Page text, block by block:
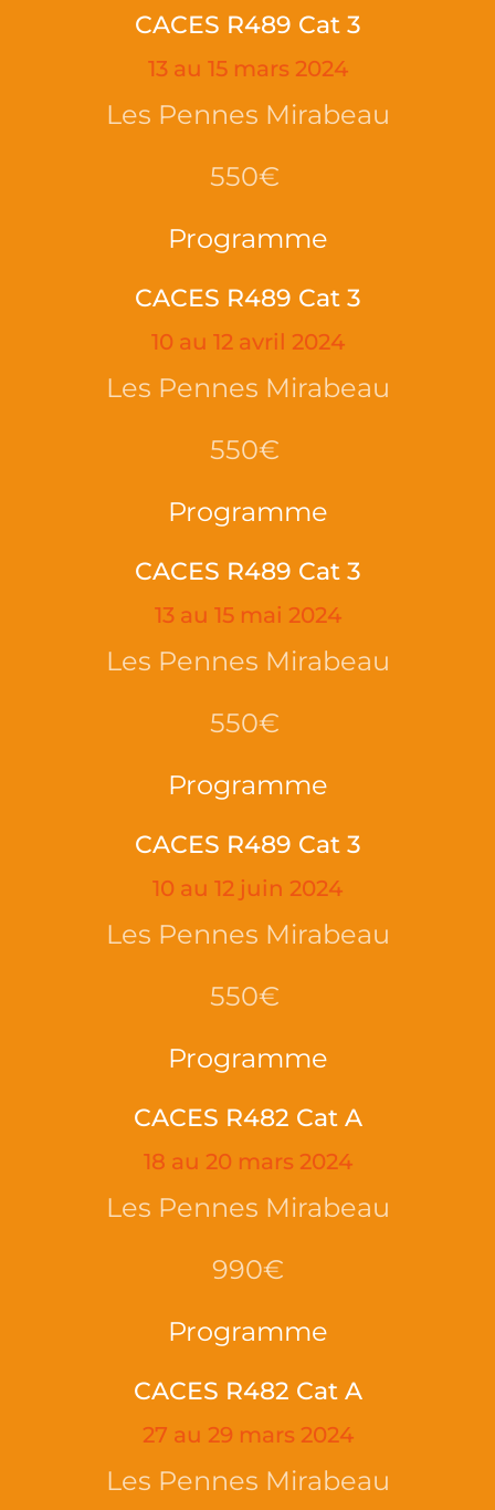
CACES R489 Cat 3
13 au 15 mars 2024
Les Pennes Mirabeau
550€
Programme
CACES R489 Cat 3
10 au 12 avril 2024
Les Pennes Mirabeau
550€
Programme
CACES R489 Cat 3
13 au 15 mai 2024
Les Pennes Mirabeau
550€
Programme
CACES R489 Cat 3
10 au 12 juin 2024
Les Pennes Mirabeau
550€
Programme
CACES R482 Cat A
18 au 20 mars 2024
Les Pennes Mirabeau
990€
Programme
CACES R482 Cat A
27 au 29 mars 2024
Les Pennes Mirabeau